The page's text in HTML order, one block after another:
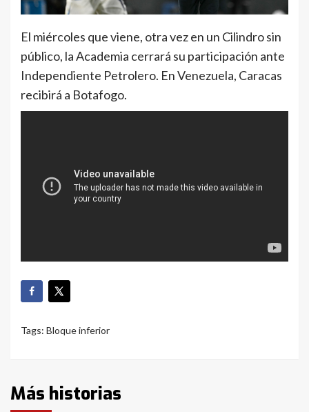
El miércoles que viene, otra vez en un Cilindro sin
público, la Academia cerrará su participación ante
Independiente Petrolero. En Venezuela, Caracas
recibirá a Botafogo.
Tags: Bloque inferior
Más historias